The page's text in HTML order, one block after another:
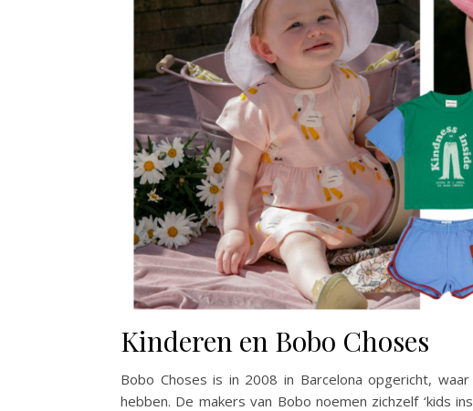
Kinderen en Bobo Choses
Bobo Choses is in 2008 in Barcelona opgericht,
hebben. De makers van Bobo noemen zichzelf ‘kids